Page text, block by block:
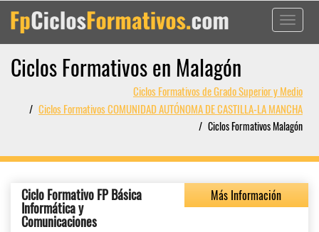
Toggle
Ciclos Formativos en Malagón
Ciclos Formativos de Grado Superior y Medio
Ciclos Formativos COMUNIDAD AUTÓNOMA DE CASTILLA-LA MANCHA
Ciclos Formativos Malagón
Ciclo Formativo FP Básica
Informática y
Comunicaciones
Más Información